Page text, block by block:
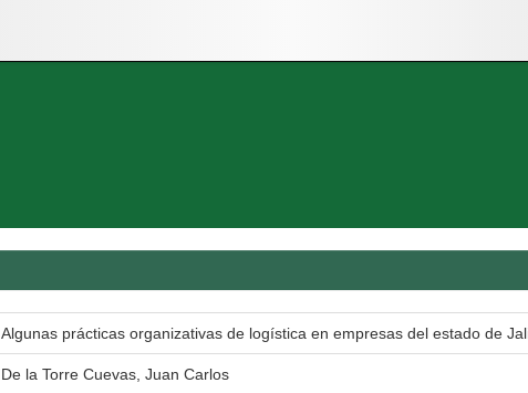
Algunas prácticas organizativas de logística en empresas del estado de
De la Torre Cuevas, Juan Carlos